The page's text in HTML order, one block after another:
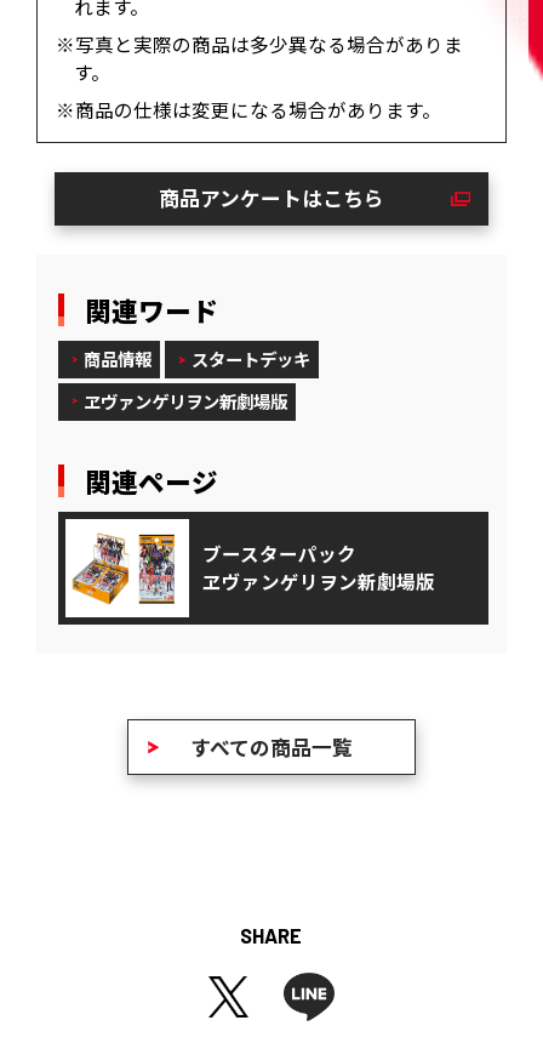
れます。
※写真と実際の商品は多少異なる場合がありま
す。
※商品の仕様は変更になる場合があります。
商品アンケートはこちら
関連ワード
商品情報
スタートデッキ
ヱヴァンゲリヲン新劇場版
関連ページ
ブースターパック
ヱヴァンゲリヲン新劇場版
すべての商品一覧
SHARE